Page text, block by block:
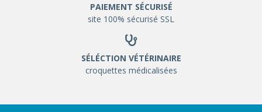
PAIEMENT SÉCURISÉ
site 100% sécurisé SSL
SÉLÉCTION VÉTÉRINAIRE
croquettes médicalisées